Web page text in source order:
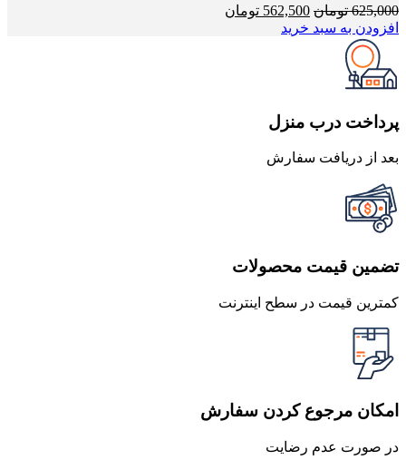
625,000 تومان قیمت
اصلی
562,500 تومان
افزودن به سبد خرید
پرداخت درب منزل
بعد از دریافت سفارش
تضمین قیمت محصولات
کمترین قیمت در سطح اینترنت
امکان مرجوع کردن سفارش
در صورت عدم رضایت